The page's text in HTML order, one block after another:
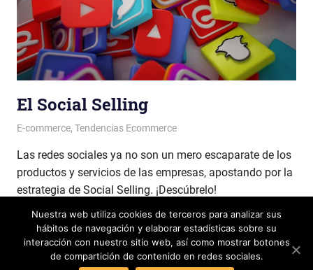
El Social Selling
Patricia Nuño
E-commerce, Tendencias Ecommerce
Las redes sociales ya no son un mero escaparate de los
productos y servicios de las empresas, apostando por la
estrategia de Social Selling. ¡Descúbrelo!
LEER MÁS
Nuestra web utiliza cookies de terceros para analizar sus
hábitos de navegación y elaborar estadísticas sobre su
interacción con nuestro sitio web, así como mostrar botones
de compartición de contenido en redes sociales.